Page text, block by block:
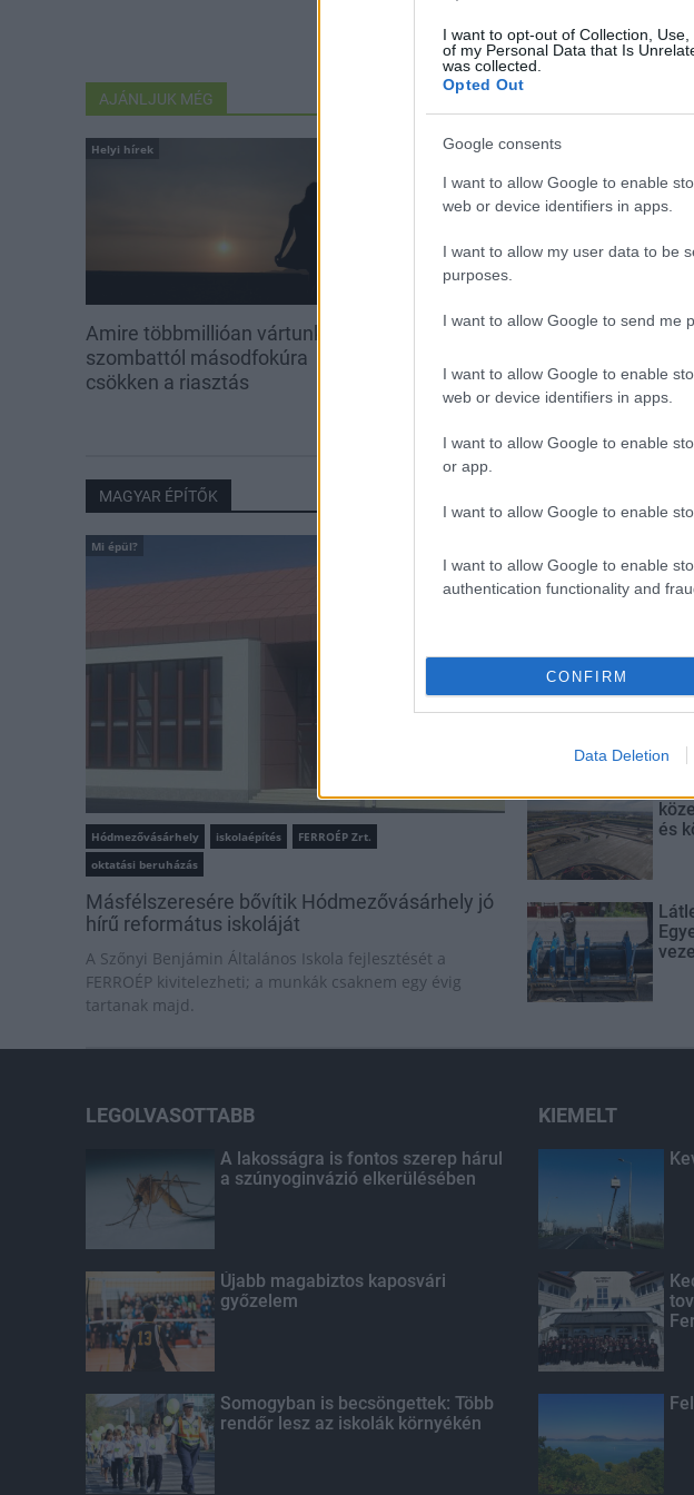
I want to opt-out of Collection,
of my Personal Data that Is
was collected.
Opted Out
Google consents
I want to allow Google to enable
web or device identifiers in apps.
I want to allow my user data to be
purposes.
I want to allow Google to send me
I want to allow Google to enable
web or device identifiers in apps.
I want to allow Google to enable
or app.
I want to allow Google to enable
I want to allow Google to enable
authentication functionality and
CONFIRM
Data Deletion
AJÁNLJUK MÉG
Helyi hírek
Amire többmillióan vártunk:
szombattól másodfokúra
csökken a riasztás
Kevesebb fényt!
MAGYAR ÉPÍTŐK
Mi épül?
Hódmezővásárhely iskolaépítés
FERROÉP Zrt.
oktatási beruházás
Másfélszeresére bővítik Hódmezővásárhely jó
hírű református iskoláját
A Szőnyi Benjámin Általános Iskola fejlesztését a
FERROÉP kivitelezheti; a munkák csaknem egy évig
tartanak majd.
be
és
LEGOLVASOTTABB
A lakosságra is fontos szerep hárul
a szúnyoginvázió elkerülésében
Újabb magabiztos kaposvári
győzelem
Somogyban is becsöngettek: Több
rendőr lesz az iskolák környékén
KIEMELT